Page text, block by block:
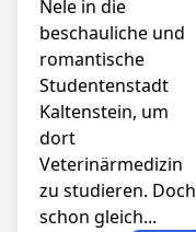
Nele in die
beschauliche und
romantische
Studentenstadt
Kaltenstein, um
dort
Veterinärmedizin
zu studieren. Doch
schon gleich...